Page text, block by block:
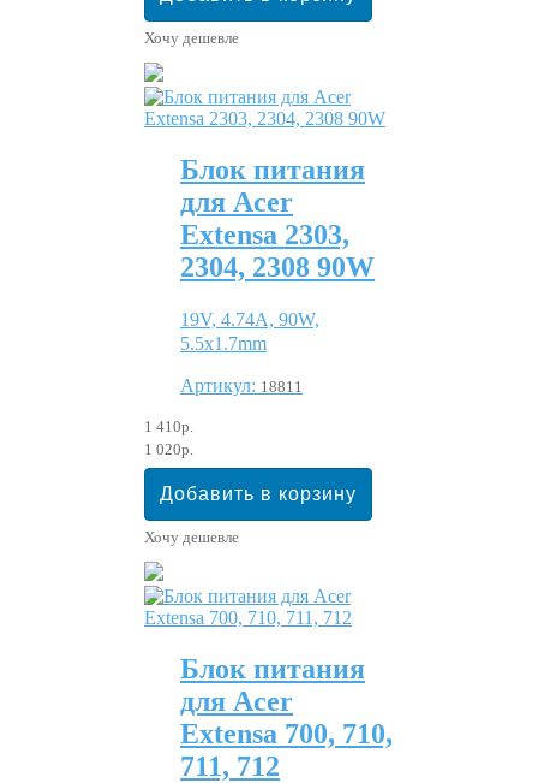
Хочу дешевле
Блок питания
для Acer
Extensa 2303,
2304, 2308 90W
19V, 4.74A, 90W,
5.5x1.7mm
Артикул: 18811
1 410р.
1 020р.
Хочу дешевле
Блок питания
для Acer
Extensa 700, 710,
711, 712